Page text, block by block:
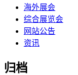
海外展会
综合展览会
网站公告
资讯
归档